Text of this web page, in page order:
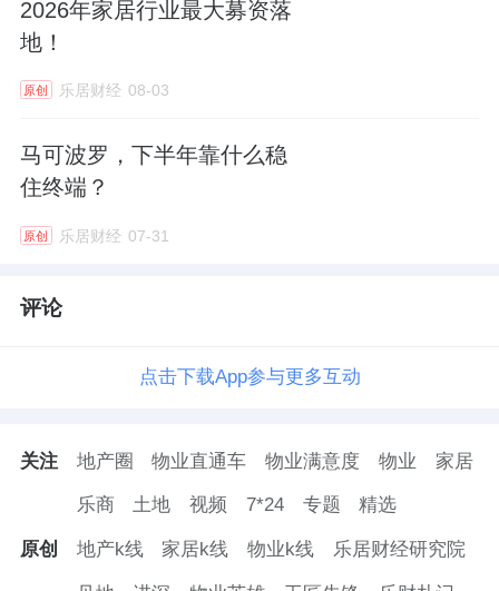
2026年家居行业最大募资落
地！
原创 乐居财经 08-03
马可波罗，下半年靠什么稳
住终端？
原创 乐居财经 07-31
评论
点击下载App参与更多互动
关注 地产圈 物业直通车 物业满意度 物业 家居
乐商 土地 视频 7*24 专题 精选
原创 地产k线 家居k线 物业k线 乐居财经研究院